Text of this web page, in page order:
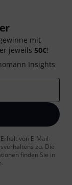
mit
jeweils 50€!
Insights
von E-Mail-
zu. Die
finden Sie in
.